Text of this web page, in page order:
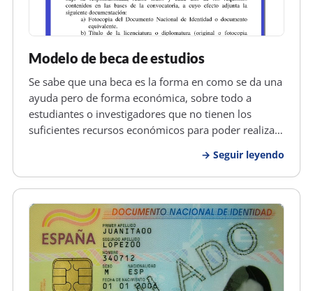
Modelo de beca de estudios
Se sabe que una beca es la forma en como se da una
ayuda pero de forma económica, sobre todo a
estudiantes o investigadores que no tienen los
suficientes recursos económicos para poder realizar
personales o extrema pobreza, pero por lo general
se da una beca a una person…
Seguir leyendo